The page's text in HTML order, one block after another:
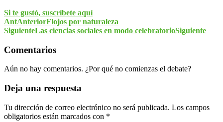
Si te gustó, suscríbete aquí
AntAnteriorFlojos por naturaleza
SiguienteLas ciencias sociales en modo celebratorioSiguiente
Comentarios
Aún no hay comentarios. ¿Por qué no comienzas el debate?
Deja una respuesta
Tu dirección de correo electrónico no será publicada. Los campos
obligatorios están marcados con *